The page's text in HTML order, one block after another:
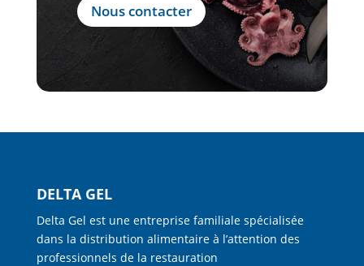
Nous contacter
DELTA GEL
Delta Gel est une entreprise familiale spécialisée
dans la distribution alimentaire à l’attention des
professionnels de la restauration